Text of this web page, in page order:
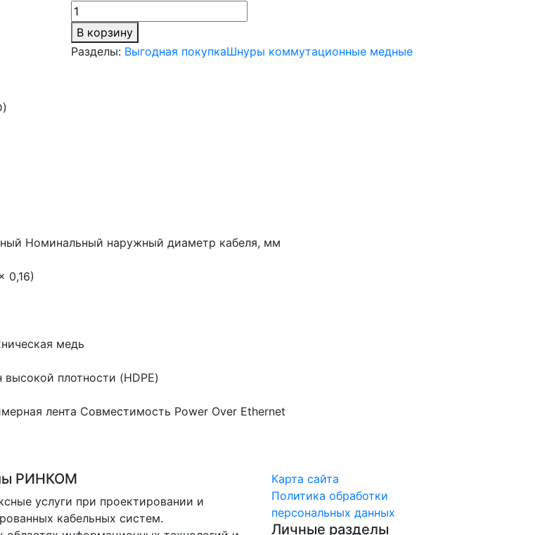
В корзину
Разделы: Выгодная покупкаШнуры коммутационные медные
Номинальный наружный диаметр кабеля, мм
0,16)
медь
высокой плотности (HDPE)
лента Совместимость Power Over Ethernet
РИНКОМ
услуги при проектировании и
кабельных систем.
Карта сайта
Политика обработки
персональных данных
Личные разделы